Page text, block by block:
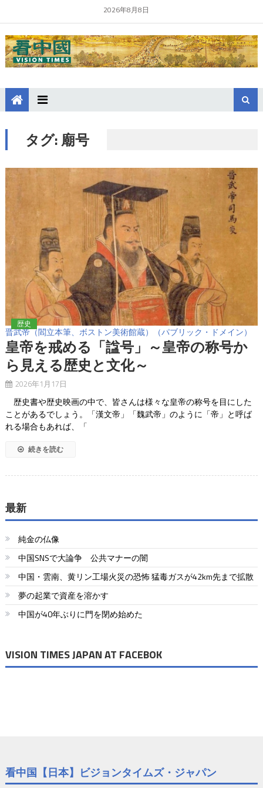
2026年8月8日
タグ:廟号
晋武帝（閻立本筆、ボストン美術館蔵）（パブリック・ドメイン）
歴史
皇帝を戒める「諡号」～皇帝の称号か
ら見える歴史と文化～
2026年1月17日
歴史書や歴史映画の中で、皆さんは様々な皇帝の称号を目にした
ことがあるでしょう。「漢文帝」「魏武帝」のように「帝」と呼ば
れる場合もあれば、「
続きを読む
最新
純金の仏像
中国SNSで大論争 公共マナーの闇
中国・雲南、黄リン工場火災の恐怖 猛毒ガスが42km先まで拡散
夢の起業で資産を溶かす
中国が40年ぶりに門を閉め始めた
VISION TIMES JAPAN AT FACEBOK
看中国【日本】ビジョンタイムズ・ジャパン